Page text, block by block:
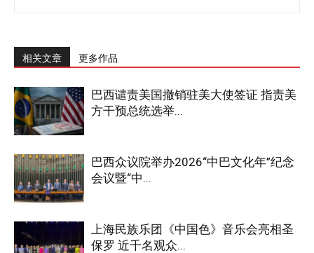
相关文章 更多作品
巴西谴责美国撤销驻美大使签证 指责美
方干预总统选举...
巴西众议院举办2026“中巴文化年”纪念
会议暨“中...
上海民族乐团《中国色》音乐会亮相圣
保罗 近千名观众...